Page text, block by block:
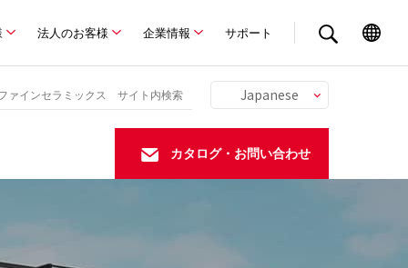
法人のお客様 企業情報 サポート
Japanese
Chinese
German
カタログ・お問い合わせ